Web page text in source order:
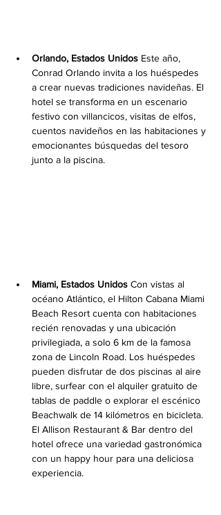
Orlando, Estados Unidos Este año,
Conrad Orlando invita a los huéspedes
a crear nuevas tradiciones navideñas. El
hotel se transforma en un escenario
festivo con villancicos, visitas de elfos,
cuentos navideños en las habitaciones y
emocionantes búsquedas del tesoro
junto a la piscina.
Miami, Estados Unidos Con vistas al
océano Atlántico, el Hilton Cabana Miami
Beach Resort cuenta con habitaciones
recién renovadas y una ubicación
privilegiada, a solo 6 km de la famosa
zona de Lincoln Road. Los huéspedes
pueden disfrutar de dos piscinas al aire
libre, surfear con el alquiler gratuito de
tablas de paddle o explorar el escénico
Beachwalk de 14 kilómetros en bicicleta.
El Allison Restaurant & Bar dentro del
hotel ofrece una variedad gastronómica
con un happy hour para una deliciosa
experiencia.